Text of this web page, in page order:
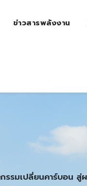
ข่าวสารพลังงาน
รรมเปลี่ยนคาร์บอน